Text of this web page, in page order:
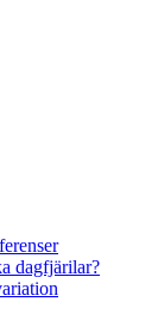
dagfjärilar?